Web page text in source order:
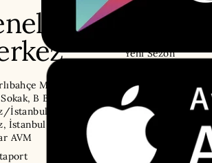
Mahallesi, Çam
Sokak, B Blok, No: ½
İstanbul/Türkiye,
İstanbul
AVM
Yeni Sezon
Şal
Giyim
Aksesuarlar
Özel Koleksiyonlar